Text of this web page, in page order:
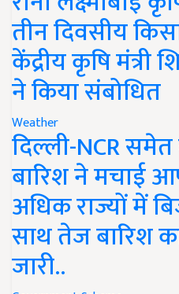
तीन दिवसीय
केंद्रीय कृषि मंत्री
ने किया संबोधित
Weather
दिल्ली-NCR
बारिश ने मचाई
अधिक राज्यों में
साथ तेज बारिश
जारी..